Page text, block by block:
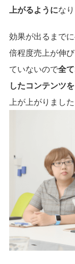
上がるようになり
効果が出るまで
倍程度売上が伸
ていないので全
したコンテンツ
上が上がりました